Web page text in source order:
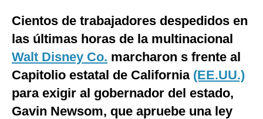
EEUU
México
España
Internacional
Tecnología
Cientos de trabajadores despedidos en
las últimas horas de la multinacional
Walt Disney Co. marcharon s frente al
Capitolio estatal de California (EE.UU.)
para exigir al gobernador del estado,
Gavin Newsom, que apruebe una ley